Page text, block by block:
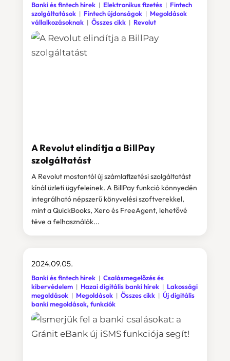
A Revolut elindítja a BillPay
szolgáltatást
Banki és fintech hírek Elektronikus fizetés
Fintech
szolgáltatások
Fintech újdonságok
Megoldások
vállalkozásoknak
Összes cikk Revolut
A Revolut mostantól új számlafizetési szolgáltatást
kínál üzleti ügyfeleinek. A BillPay funkció könnyedén
integrálható népszerű könyvelési szoftverekkel,
mint a QuickBooks, Xero és FreeAgent, lehetővé
téve a felhasználók...
2024.09.05.
Banki és fintech hírek
Csalásmegelőzés és
kibervédelem
Hazai digitális banki hírek
Lakossági
megoldások
Megoldások Összes cikk
Új digitális
banki megoldások, funkciók